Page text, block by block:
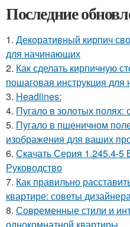
Последние
1. Декоративный кирпич
для начинающих
2. Как сделать кирпичную
пошаговая инструкция
3. Headlines:
4. Пугало в золотых полях:
5. Пугало в пшеничном
изображения для ваших
6. Скачать Серия 1.245.4-5
Руководство
7. Как правильно
квартире: советы дизайнера
8. Современные стили и
однокомнатной квартиры